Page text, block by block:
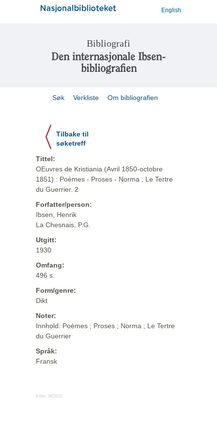
English
Bibliografi
Den internasjonale Ibsen-
bibliografien
Søk Verkliste Om bibliografien
Tilbake til
søketreff
Tittel:
OEuvres de Kristiania (Avril 1850-octobre
1851) : Poèmes - Proses - Norma ; Le Tertre
du Guerrier. 2
Forfatter/person:
Ibsen, Henrik
La Chesnais, P.G.
Utgitt:
1930
Omfang:
496 s.
Form/genre:
Dikt
Noter:
Innhold: Poèmes ; Proses ; Norma ; Le Tertre
du Guerrier
Språk:
Fransk
Kilde: MODS